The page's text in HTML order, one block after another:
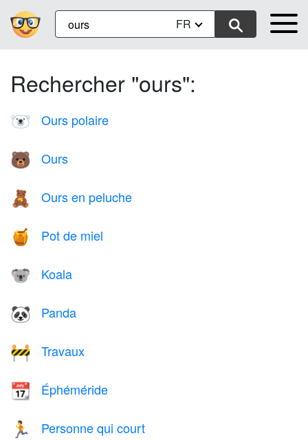
FR
Rechercher "ours":
🐻‍❄️ Ours polaire
🐻 Ours
🧸 Ours en peluche
🍯 Pot de miel
🐨 Koala
🐼 Panda
🚧 Travaux
📆 Éphéméride
🏃 Personne qui court